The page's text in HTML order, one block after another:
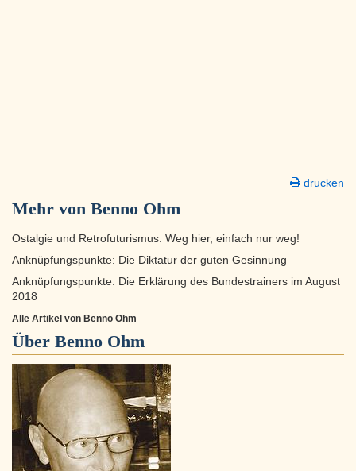
drucken
Mehr von Benno Ohm
Ostalgie und Retrofuturismus: Weg hier, einfach nur weg!
Anknüpfungspunkte: Die Diktatur der guten Gesinnung
Anknüpfungspunkte: Die Erklärung des Bundestrainers im August
2018
Alle Artikel von Benno Ohm
Über Benno Ohm